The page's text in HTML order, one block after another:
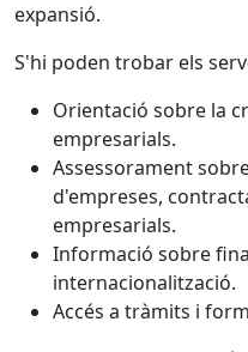
expansió.
S'hi poden trobar els
Orientació sobre la
empresarials.
Assessorament
d'empreses,
empresarials.
Informació sobre
internacionalització.
Accés a tràmits i